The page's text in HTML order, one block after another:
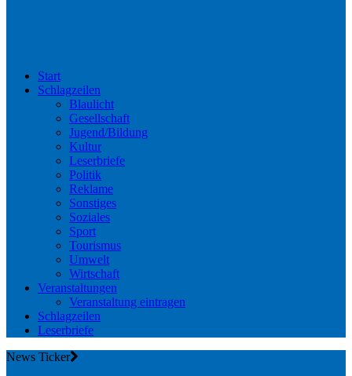
Start
Schlagzeilen
Blaulicht
Gesellschaft
Jugend/Bildung
Kultur
Leserbriefe
Politik
Reklame
Sonstiges
Soziales
Sport
Tourismus
Umwelt
Wirtschaft
Veranstaltungen
Veranstaltung eintragen
Schlagzeilen
Leserbriefe
News Ticker